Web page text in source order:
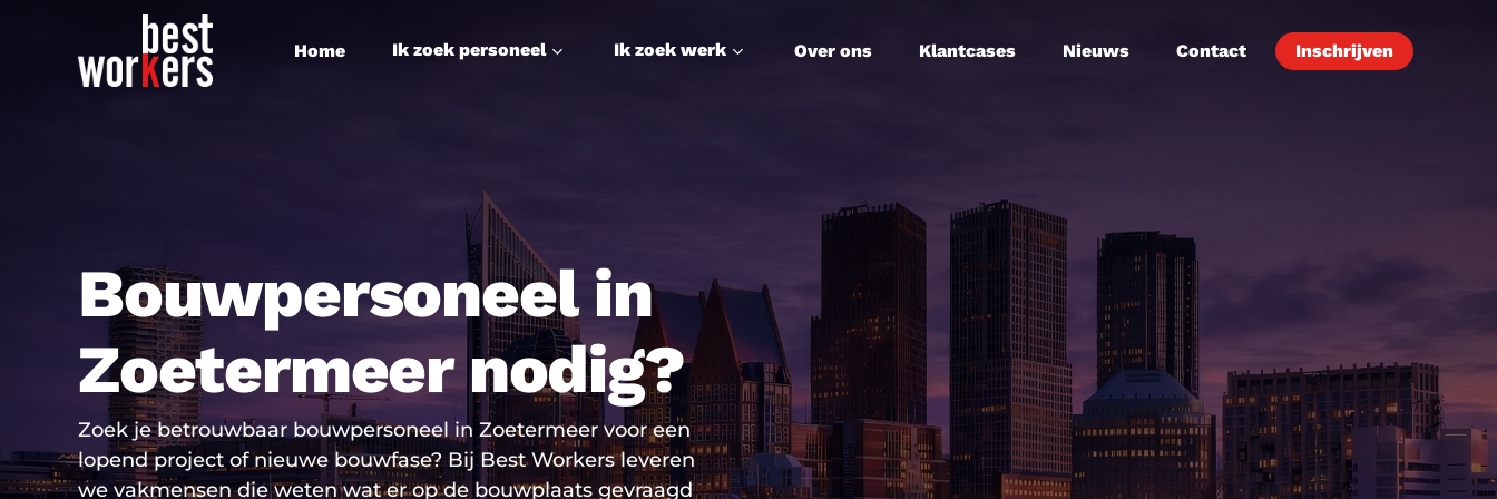
Home Ik zoek personeel Ik zoek werk Over ons Klantcases Nieuws Contact Inschrijven
Bouwpersoneel in
Zoetermeer nodig?
Zoek je betrouwbaar bouwpersoneel in Zoetermeer voor een
lopend project of nieuwe bouwfase? Bij Best Workers leveren
we vakmensen die weten wat er op de bouwplaats gevraagd